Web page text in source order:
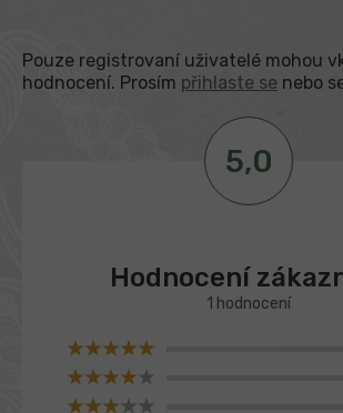
Pouze registrovaní uživatelé mohou
hodnocení. Prosím přihlaste se nebo
5,0
je
1 hodnocení